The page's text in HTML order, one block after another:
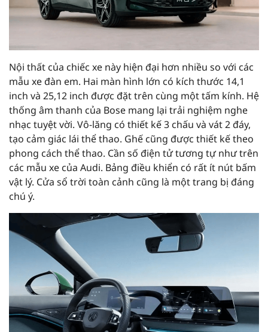
Nội thất của chiếc xe này hiện đại hơn nhiều so với các
mẫu xe đàn em. Hai màn hình lớn có kích thước 14,1
inch và 25,12 inch được đặt trên cùng một tấm kính. Hệ
thống âm thanh của Bose mang lại trải nghiệm nghe
nhạc tuyệt vời. Vô-lăng có thiết kế 3 chấu và vát 2 đáy,
tạo cảm giác lái thể thao. Ghế cũng được thiết kế theo
phong cách thể thao. Cần số điện tử tương tự như trên
các mẫu xe của Audi. Bảng điều khiển có rất ít nút bấm
vật lý. Cửa sổ trời toàn cảnh cũng là một trang bị đáng
chú ý.